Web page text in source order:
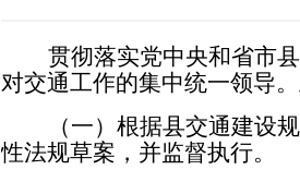
贯彻落实党中央和省市
对交通工作的集中统一领导。
（一）根据县交通建设
性法规草案，并监督执行。